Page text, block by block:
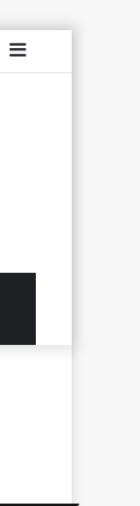
Aktuelno